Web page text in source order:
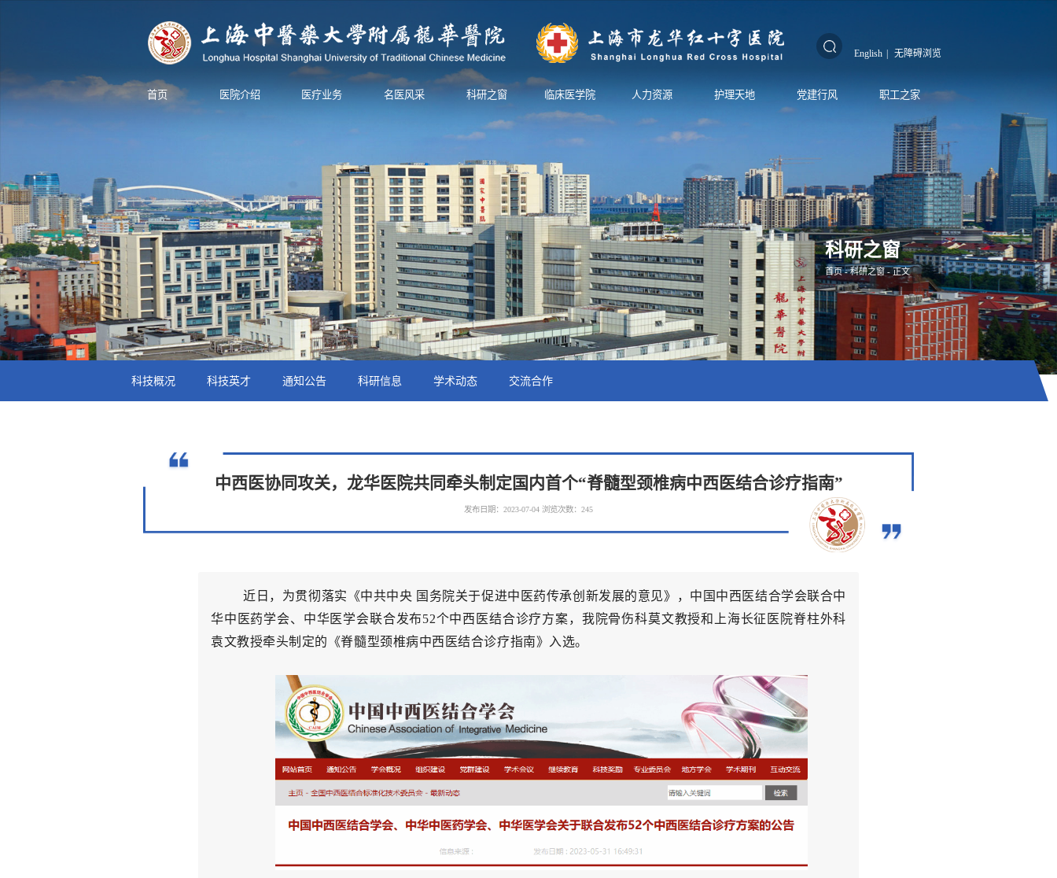
English | 无障碍浏览
首页 医院介绍 医疗业务 名医风采 科研之窗 临床医学院 人力资源 护理天地 党建行风 职工之家
科研之窗
首页-科研之窗- 正文
科技概况 科技英才 通知公告 科研信息 学术动态 交流合作
中西医协同攻关，龙华医院共同牵头制定国内首个“脊髓型颈椎病中西医结合诊疗指南”
发布日期：2023-07-04 浏览次数： 245
近日，为贯彻落实《中共中央 国务院关于促进中医药传承创新发展的意见》，中国中西医结合学会联合中
华中医药学会、中华医学会联合发布52个中西医结合诊疗方案，我院骨伤科莫文教授和上海长征医院脊柱外科
袁文教授牵头制定的《脊髓型颈椎病中西医结合诊疗指南》入选。